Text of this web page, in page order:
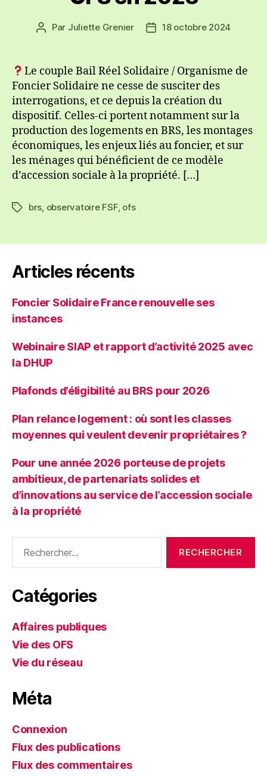
Auteur
Par Juliette Grenier
Date18 octobre 2024
Le couple Bail Réel Solidaire / Organisme de
Foncier Solidaire ne cesse de susciter des
interrogations, et ce depuis la création du
dispositif. Celles-ci portent notamment sur la
production des logements en BRS, les montages
économiques, les enjeux liés au foncier, et sur
les ménages qui bénéficient de ce modèle
d’accession sociale à la propriété. […]
Étiquettes
brs, observatoire FSF, ofs
Articles récents
Foncier Solidaire France renouvelle ses
instances
Webinaire SIAP et rapport d’activité 2025 avec
la DHUP
Plafonds d’éligibilité au BRS pour 2026
Plan relance logement : où sont les classes
moyennes qui veulent devenir propriétaires ?
Pour une année 2026 porteuse de projets
ambitieux, de partenariats solides et
d’innovations au service de l’accession sociale
à la propriété
Catégories
Affaires publiques
Vie des OFS
Vie du réseau
Méta
Connexion
Flux des publications
Flux des commentaires